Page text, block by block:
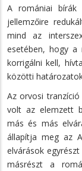
A romániai bírák
jellemzőire
mind az
esetében, hogy a
korrigálni kell,
közötti
Az orvosi
volt az elemzett
más és más
állapítja meg az
elvárások
másrészt a